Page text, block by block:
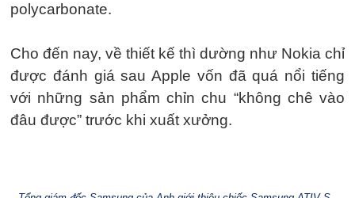
polycarbonate.
Cho đến nay, về thiết kế thì dường như Nokia chỉ
được đánh giá sau Apple vốn đã quá nổi tiếng
với những sản phẩm chỉn chu “không chê vào
đâu được” trước khi xuất xưởng.